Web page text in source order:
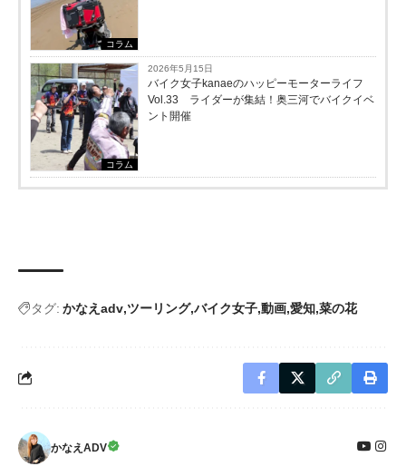
コラム
コラム
2026年5月15日
バイク女子kanaeのハッピーモーターライフ
Vol.33 ライダーが集結！奥三河でバイクイベ
ント開催
タグ: かなえadv ツーリング バイク女子 動画 愛知 菜の花
かなえADV